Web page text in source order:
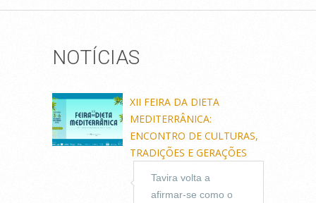
NOTÍCIAS
XII FEIRA DA DIETA
MEDITERRÂNICA:
ENCONTRO DE CULTURAS,
TRADIÇÕES E GERAÇÕES
Tavira volta a
afirmar-se como o